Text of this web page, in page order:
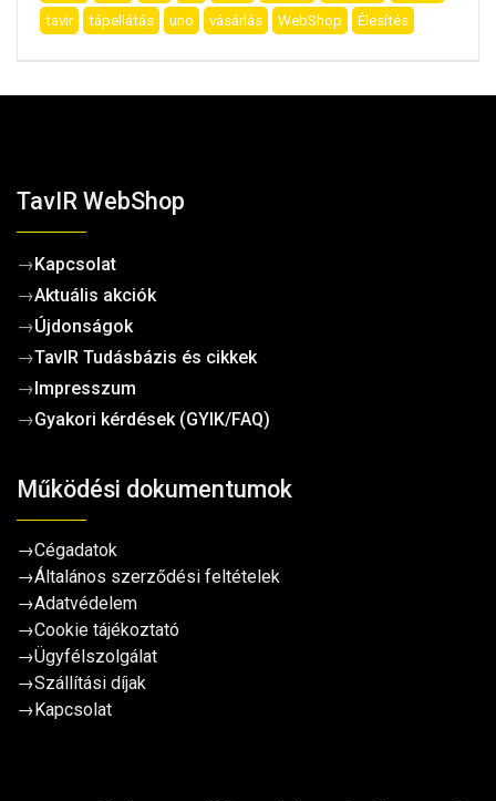
tavir
tápellátás uno vásárlás WebShop Élesítés
TavIR WebShop
→Kapcsolat
→Aktuális akciók
→Újdonságok
→TavIR Tudásbázis és cikkek
→ Impresszum
→Gyakori kérdések (GYIK/FAQ)
Működési dokumentumok
→Cégadatok
→Általános szerződési feltételek
→Adatvédelem
→Cookie tájékoztató
→Ügyfélszolgálat
→Szállítási díjak
→ Kapcsolat